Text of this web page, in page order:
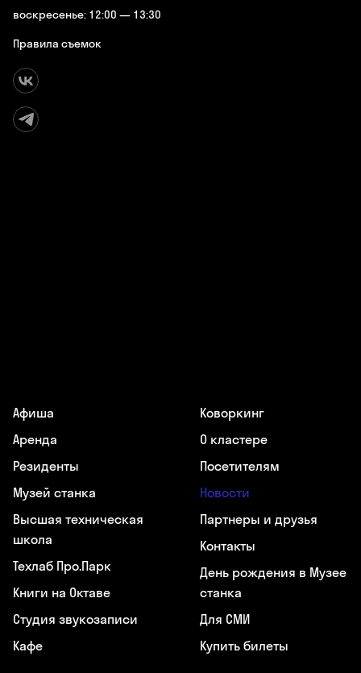
воскресенье: 12:00 — 13:30
Правила съемок
Афиша
Аренда
Резиденты
Музей станка
Высшая техническая
школа
Техлаб Про.Парк
Книги на Октаве
Студия звукозаписи
Кафе
Коворкинг
О кластере
Посетителям
Новости
Партнеры и друзья
Контакты
День рождения в Музее
станка
Для СМИ
Купить билеты